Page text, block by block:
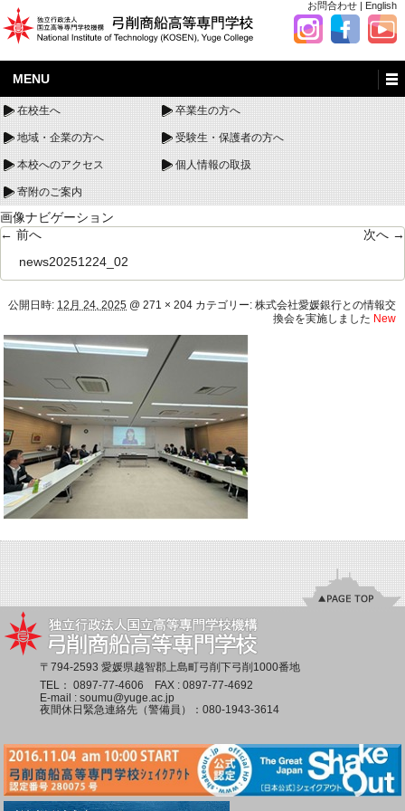
お問合わせ | English
MENU
在校生へ 卒業生の方へ
地域・企業の方へ 受験生・保護者の方へ
本校へのアクセス 個人情報の取扱
寄附のご案内
画像ナビゲーション
← 前へ
次へ →
news20251224_02
公開日時: 12月 24, 2025 @ 271 × 204 カテゴリー: 株式会社愛媛銀行との情報交
換会を実施しました New
〒794-2593 愛媛県越智郡上島町弓削下弓削1000番地
TEL： 0897-77-4606 FAX : 0897-77-4692
E-mail : soumu@yuge.ac.jp
夜間休日緊急連絡先（警備員）： 080-1943-3614